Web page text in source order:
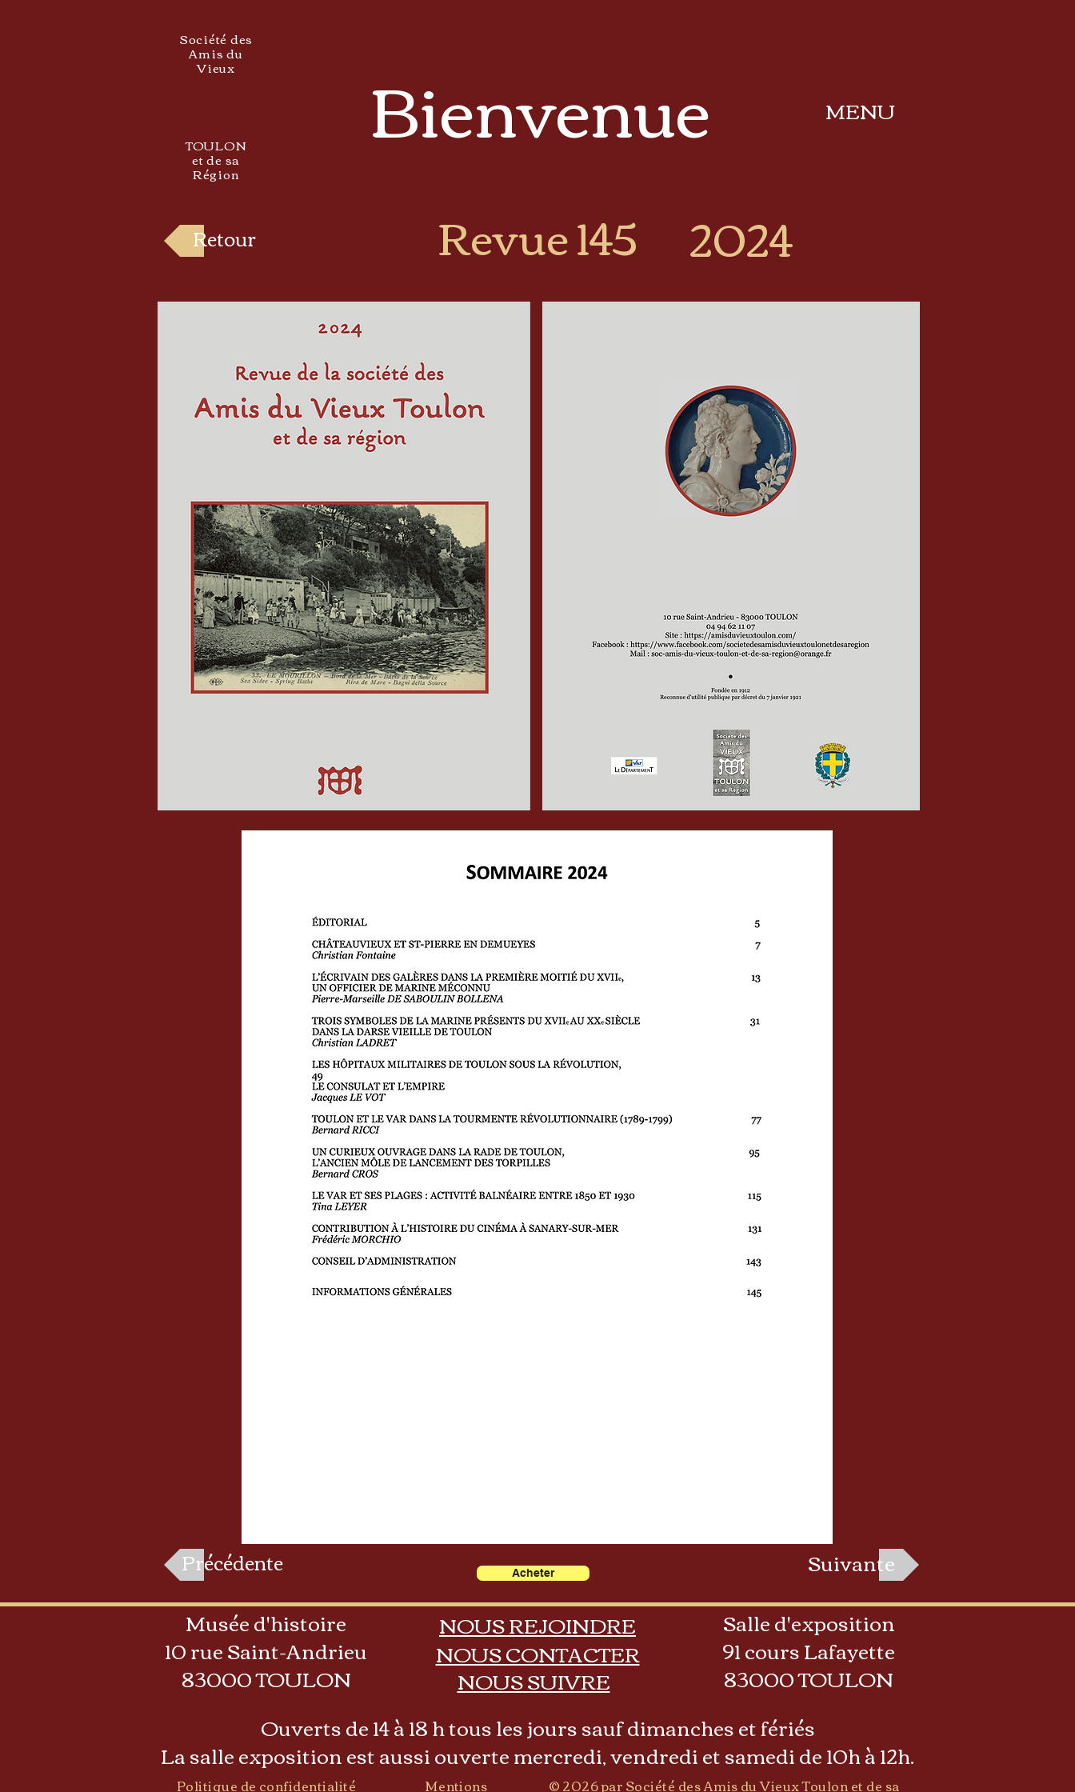
Société des
Amis du
Vieux
TOULON
et de sa
Région
Bienvenue MENU
Retour Revue 145 2024
Précédente Acheter
Suivante
Musée d'histoire
10 rue Saint-Andrieu
83000 TOULON
NOUS CONTACTER
NOUS REJOINDRE
NOUS SUIVRE
Salle d'exposition
91 cours Lafayette
83000 TOULON
Ouverts de 14 à 18 h tous les jours sauf dimanches et fériés
La salle exposition est aussi ouverte mercredi, vendredi et samedi de 10h à 12h.
Politique de confidentialité Mentions © 2026 par Société des Amis du Vieux Toulon et de sa